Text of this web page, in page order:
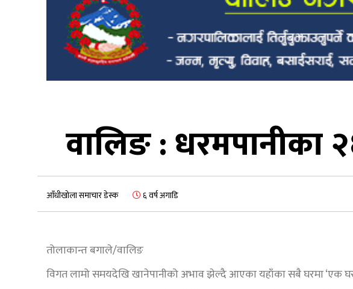
वालिङ : धरमपानीका
आँधीखोला समाचार डेस्क ६ वर्ष अगाडि
तोलाकान्त बगाले/वालिङ
विगत लामो समयदेखि खानेपानीको अभाव झेल्दै आएका यहाँका सबै घरमा ‘एक